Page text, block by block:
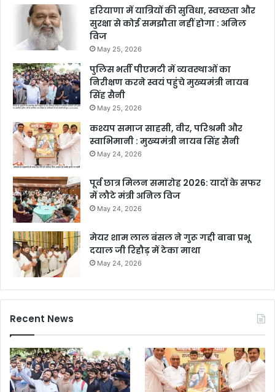
हरियाणा में यात्रियों की सुविधा, स्वच्छता और
सुरक्षा से कोई समझौता नहीं होगा : अनिल
विज
May 25, 2026
पुलिस भर्ती पीएमटी में व्यवस्थाओं का
निरीक्षण करने स्वयं पहुंचे मुख्यमंत्री नायब
सिंह सैनी
May 25, 2026
कश्यप समाज साहसी, वीर, परिश्रमी और
स्वाभिमानी : मुख्यमंत्री नायब सिंह सैनी
May 24, 2026
पूर्व छात्र मिलन समारोह 2026: यादों के सफर
में लौटे मंत्री अनिल विज
May 24, 2026
मेयर शाम लाल बंसल ने गुरू गद्दी बाबा प्रभू
दयाल जी रिहौड़ में टेका माथा
May 24, 2026
Recent News